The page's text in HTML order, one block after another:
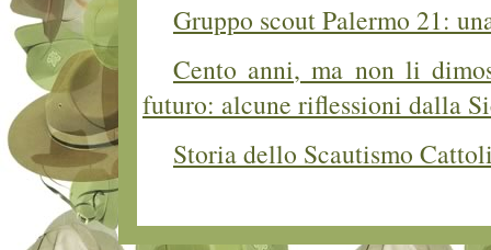
Gruppo scout Palermo 21:
Cento anni, ma non li
futuro: alcune riflessioni dalla
Storia dello Scautismo